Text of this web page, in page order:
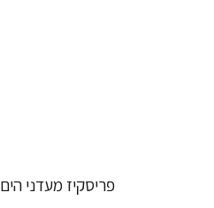
פריסקיז מעדני הים 13.6 ק"ג